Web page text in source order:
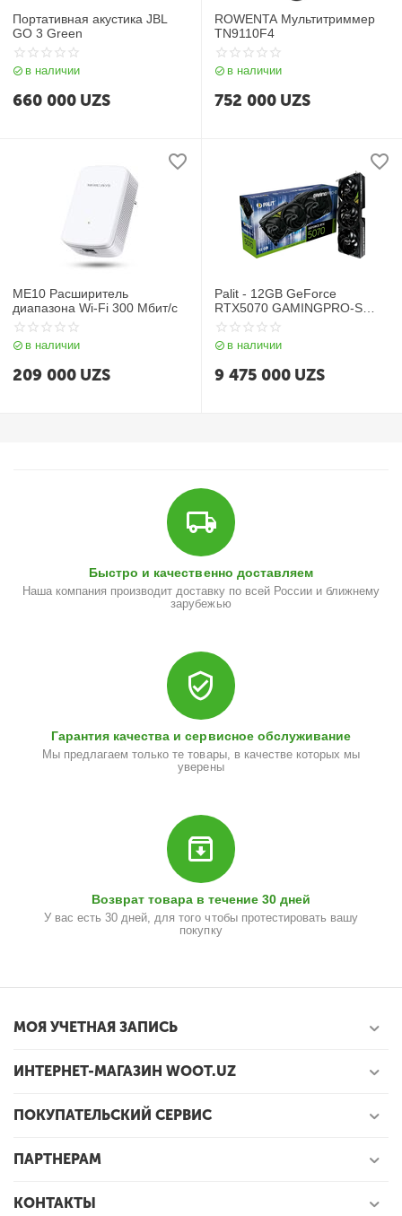
Портативная акустика JBL
GO 3 Green
в наличии
660 000 UZS
ROWENTA Мультитриммер
TN9110F4
в наличии
752 000 UZS
МЕ10 Расширитель
диапазона Wi-Fi 300 Мбит/с
в наличии
209 000 UZS
Palit - 12GB GeForce
RTX5070 GAMINGPRO-S
GDDR7 192bit 3-DP HDMI
в наличии
9 475 000 UZS
Быстро и качественно доставляем
Наша компания производит доставку по всей России и ближнему
зарубежью
Гарантия качества и сервисное обслуживание
Мы предлагаем только те товары, в качестве которых мы
уверены
Возврат товара в течение 30 дней
У вас есть 30 дней, для того чтобы протестировать вашу
покупку
МОЯ УЧЕТНАЯ ЗАПИСЬ
ИНТЕРНЕТ-МАГАЗИН WOOT.UZ
ПОКУПАТЕЛЬСКИЙ СЕРВИС
ПАРТНЕРАМ
КОНТАКТЫ